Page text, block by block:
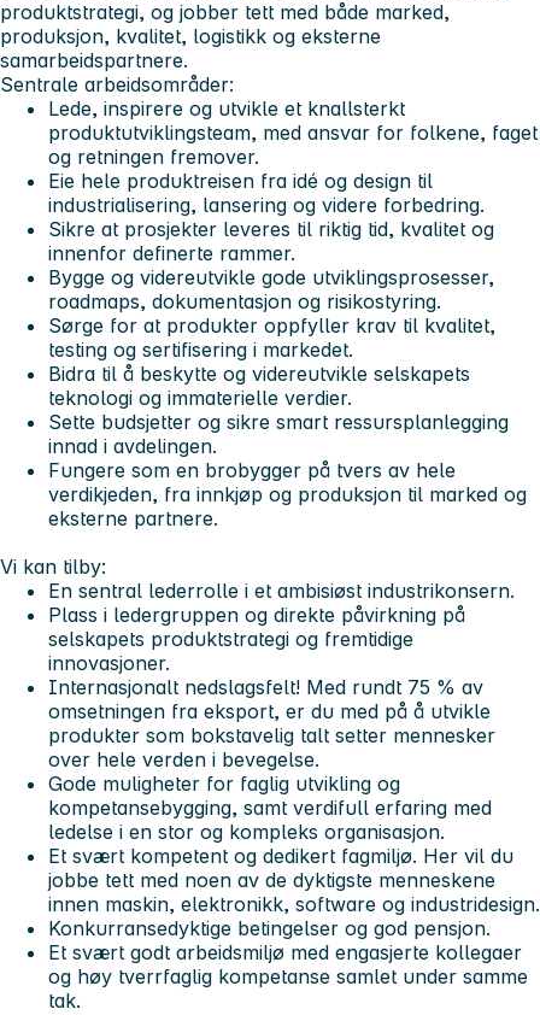
produktstrategi, og jobber tett med både marked,
produksjon, kvalitet, logistikk og eksterne
samarbeidspartnere.
Sentrale arbeidsområder:
Lede, inspirere og utvikle et knallsterkt
produktutviklingsteam, med ansvar for folkene, faget
og retningen fremover.
Eie hele produktreisen fra idé og design til
industrialisering, lansering og videre forbedring.
Sikre at prosjekter leveres til riktig tid, kvalitet og
innenfor definerte rammer.
Bygge og videreutvikle gode utviklingsprosesser,
roadmaps, dokumentasjon og risikostyring.
Sørge for at produkter oppfyller krav til kvalitet,
testing og sertifisering i markedet.
Bidra til å beskytte og videreutvikle selskapets
teknologi og immaterielle verdier.
Sette budsjetter og sikre smart ressursplanlegging
innad i avdelingen.
Fungere som en brobygger på tvers av hele
verdikjeden, fra innkjøp og produksjon til marked og
eksterne partnere.
Vi kan tilby:
En sentral lederrolle i et ambisiøst industrikonsern.
Plass i ledergruppen og direkte påvirkning på
selskapets produktstrategi og fremtidige
innovasjoner.
Internasjonalt nedslagsfelt! Med rundt 75 % av
omsetningen fra eksport, er du med på å utvikle
produkter som bokstavelig talt setter mennesker
over hele verden i bevegelse.
Gode muligheter for faglig utvikling og
kompetansebygging, samt verdifull erfaring med
ledelse i en stor og kompleks organisasjon.
Et svært kompetent og dedikert fagmiljø. Her vil du
jobbe tett med noen av de dyktigste menneskene
innen maskin, elektronikk, software og industridesign.
Konkurransedyktige betingelser og god pensjon.
Et svært godt arbeidsmiljø med engasjerte kollegaer
og høy tverrfaglig kompetanse samlet under samme
tak.